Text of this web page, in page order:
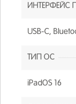
ИНТЕРФЕЙС
USB-C,
ТИП ОС
iPadOS 16